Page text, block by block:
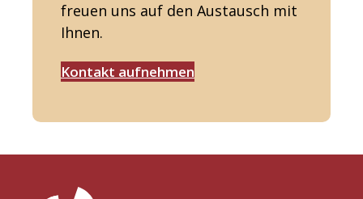
freuen uns auf den Austausch mit
Ihnen.
Kontakt aufnehmen